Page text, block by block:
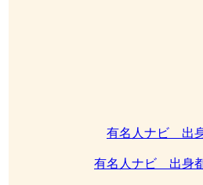
有名人ナビ 出
有名人ナビ 出身